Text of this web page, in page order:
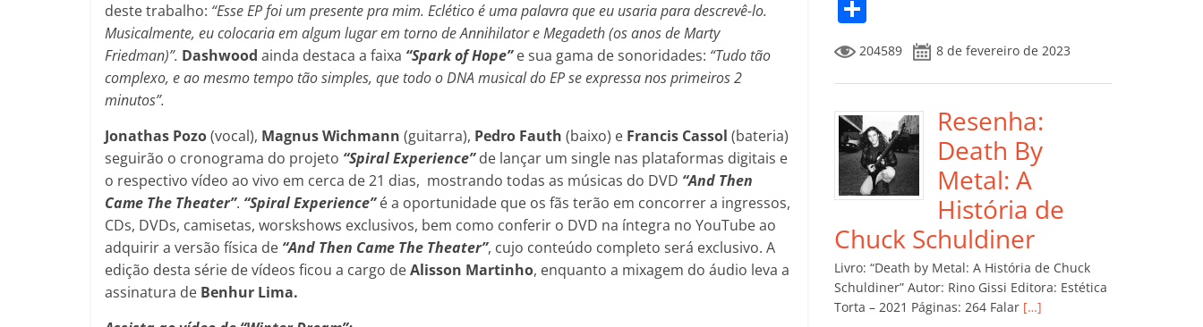
deste trabalho: “Esse EP foi um presente pra mim. Eclético é uma palavra que eu usaria para descrevê-lo.
Musicalmente, eu colocaria em algum lugar em torno de Annihilator e Megadeth (os anos de Marty
Friedman)”. Dashwood ainda destaca a faixa “Spark of Hope”e sua gama de sonoridades: “Tudo tão
complexo, e ao mesmo tempo tão simples, que todo o DNA musical do EP se expressa nos primeiros 2
minutos”.
Jonathas Pozo(vocal), Magnus Wichmann (guitarra), Pedro Fauth (baixo) e Francis Cassol (bateria)
seguirão o cronograma do projeto “Spiral Experience”de lançar um single nas plataformas digitais e
o respectivo vídeo ao vivo em cerca de 21 dias, mostrando todas as músicas do DVD “And Then
Came The Theater”. “Spiral Experience”é a oportunidade que os fãs terão em concorrer a ingressos,
CDs, DVDs, camisetas, worskshows exclusivos, bem como conferir o DVD na íntegra no YouTube ao
adquirir a versão física de “And Then Came The Theater”, cujo conteúdo completo será exclusivo. A
edição desta série de vídeos ficou a cargo deAlisson Martinho, enquanto a mixagem do áudio leva a
assinatura de Benhur Lima.
e
b
o
o
k
itt
er l s
A
p
p
e
dI
n
gl
e
ro
m
Li
o
m
p
ar
til
h
ar
204589 8 de fevereiro de 2023
Resenha:
Death By
Metal: A
História de
Chuck Schuldiner
Livro: “Death by Metal: A História de Chuck
Schuldiner” Autor: Rino Gissi Editora: Estética
Torta – 2021 Páginas: 264 Falar […]